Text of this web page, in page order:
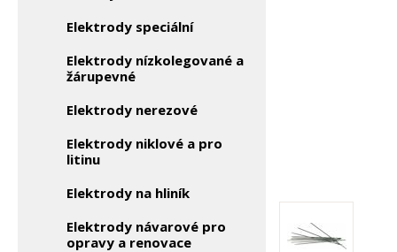
Elektrody speciální
Elektrody nízkolegované a
žárupevné
Elektrody nerezové
Elektrody niklové a pro
litinu
Elektrody na hliník
Elektrody návarové pro
opravy a renovace